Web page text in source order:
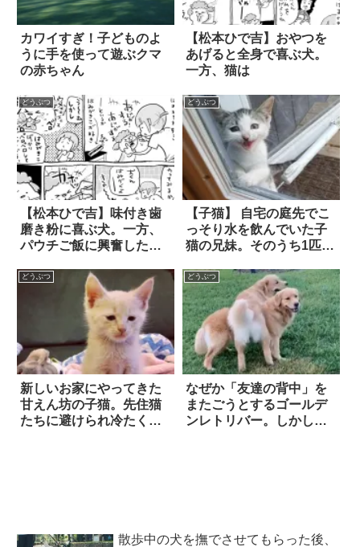
カワイすぎ！子どものよ
うに手を使って遊ぶクマ
の赤ちゃん
【松本ひで吉】おやつを
あげると全身で喜ぶ犬。
一方、猫は
どうぶつ
【松本ひで吉】味付き歯
磨き粉に喜ぶ犬。一方、
パウチご飯に興奮した猫
どうぶつ
【子猫】 自宅の庭先でこ
っそり水を飲んでいた子
猫の兄妹。そのうち1匹
先までやってきて…？
どうぶつ
新しいお家にやってきた
甘えん坊の子猫。先住猫
たちに避けられ冷たくあ
どうぶつ
なぜか「友達の背中」を
またごうとするゴールデ
ンレトリバー。しかし、
散歩中の犬を撫でさせてもらった後、